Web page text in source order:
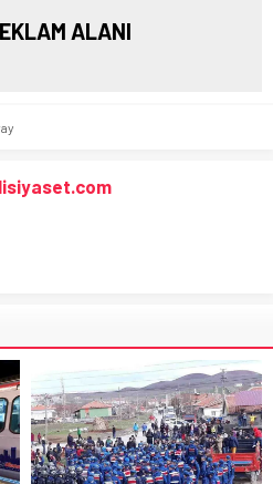
ALANI